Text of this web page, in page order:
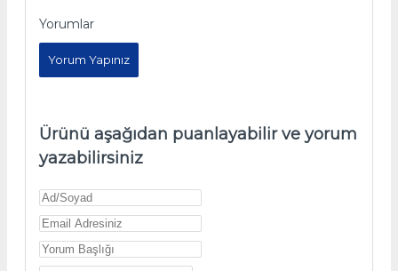
Yorumlar
Yorum Yapınız
Ürünü aşağıdan puanlayabilir ve yorum
yazabilirsiniz